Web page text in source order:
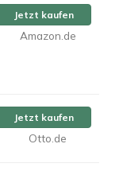
Jetzt kaufen
Amazon.de
Jetzt kaufen
Otto.de